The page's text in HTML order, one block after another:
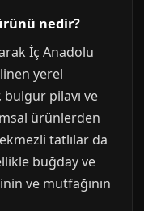
nedir?
İç Anadolu
yerel
bulgur pilavı ve
ürünlerden
tatlılar da
buğday ve
ve mutfağının